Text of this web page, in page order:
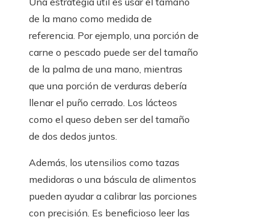
de la mano como medida de
referencia. Por ejemplo, una porción de
carne o pescado puede ser del tamaño
de la palma de una mano, mientras
que una porción de verduras debería
llenar el puño cerrado. Los lácteos
como el queso deben ser del tamaño
de dos dedos juntos.
Además, los utensilios como tazas
medidoras o una báscula de alimentos
pueden ayudar a calibrar las porciones
con precisión. Es beneficioso leer las